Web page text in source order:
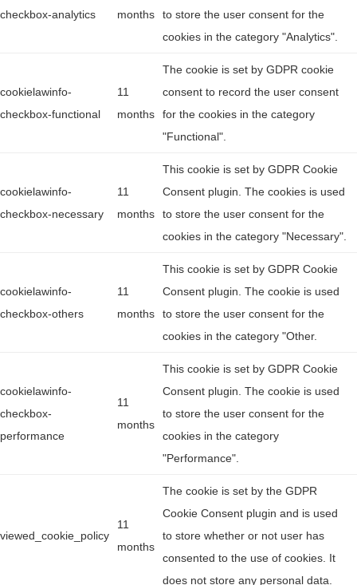
checkbox-analytics
months
to store the user consent for the
cookies in the category "Analytics".
cookielawinfo-
checkbox-functional
11
months
The cookie is set by GDPR cookie
consent to record the user consent
for the cookies in the category
"Functional".
cookielawinfo-
checkbox-necessary
11
months
This cookie is set by GDPR Cookie
Consent plugin. The cookies is used
to store the user consent for the
cookies in the category "Necessary".
cookielawinfo-
checkbox-others
11
months
This cookie is set by GDPR Cookie
Consent plugin. The cookie is used
to store the user consent for the
cookies in the category "Other.
cookielawinfo-
checkbox-
performance
11
months
This cookie is set by GDPR Cookie
Consent plugin. The cookie is used
to store the user consent for the
cookies in the category
"Performance".
viewed_cookie_policy
11
months
The cookie is set by the GDPR
Cookie Consent plugin and is used
to store whether or not user has
consented to the use of cookies. It
does not store any personal data.